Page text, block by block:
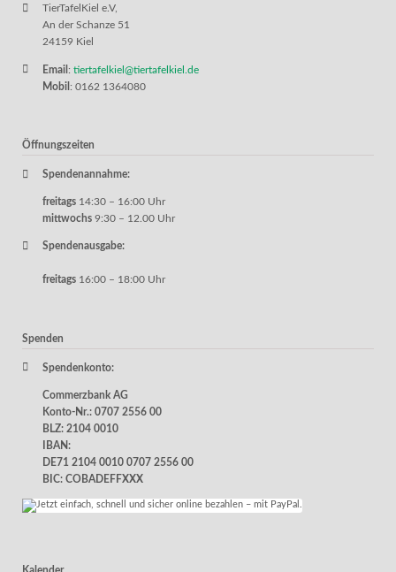
TierTafelKiel e.V,
An der Schanze 51
24159 Kiel
Email : tiertafelkiel@tiertafelkiel.de
Mobil : 0162 1364080
Öffnungszeiten
Spendenannahme:
freitags 14:30 – 16:00 Uhr
mittwochs 9:30 – 12.00 Uhr
Spendenausgabe:
freitags 16:00 – 18:00 Uhr
Spenden
Spendenkonto:
Commerzbank AG
Konto-Nr.: 0707 2556 00
BLZ: 2104 0010
IBAN:
DE71 2104 0010 0707 2556 00
BIC: COBADEFFXXX